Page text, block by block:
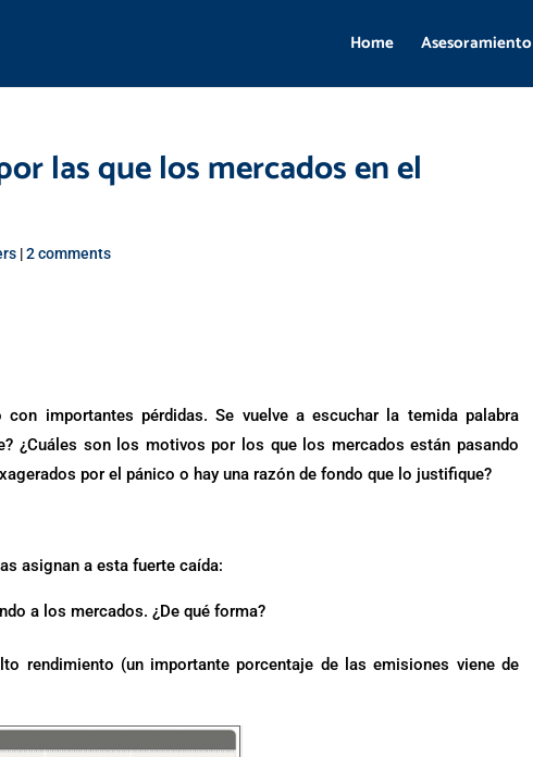
Home Asesoramiento
las que los mercados en el
|2 comments
importantes pérdidas. Se vuelve a escuchar la temida palabra
¿Cuáles son los motivos por los que los mercados están pasando
por el pánico o hay una razón de fondo que lo justifique?
asignan a esta fuerte caída:
a los mercados. ¿De qué forma?
rendimiento (un importante porcentaje de las emisiones viene de